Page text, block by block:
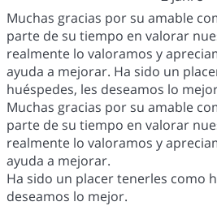
Muchas gracias por su amable
parte de su tiempo en valorar
realmente lo valoramos y
ayuda a mejorar. Ha sido un
huéspedes, les deseamos lo
Muchas gracias por su amable
parte de su tiempo en valorar
realmente lo valoramos y
ayuda a mejorar.
Ha sido un placer tenerles como
deseamos lo mejor.